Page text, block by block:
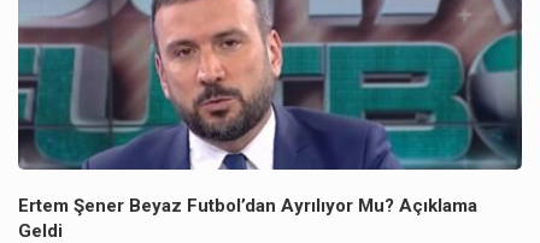
Ertem Şener Beyaz Futbol’dan Ayrılıyor Mu? Açıklama
Geldi